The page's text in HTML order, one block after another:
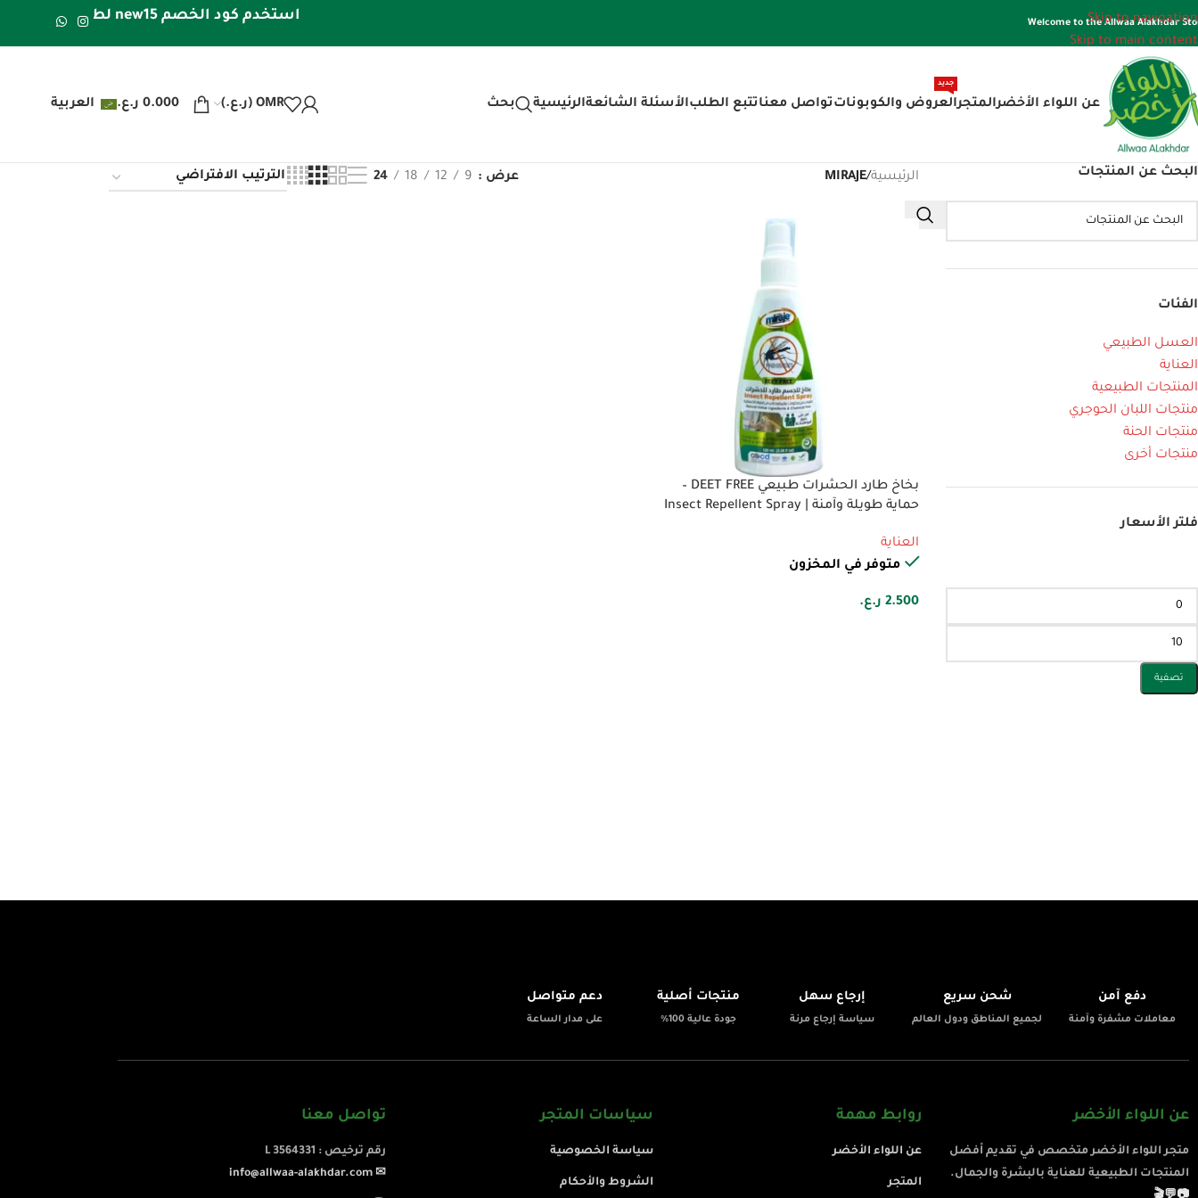
Skip to navigation
Skip to main content
Welcome to the Allwaa Alakhdar استخدم كود الخصم new15 لطلبك الأول | شحن مجاني داخل عُمان للطلبات فوق 20 ريال عُماني | شحن مجاني لدول الخليج للطلبات فوق 40 ريال عُماني
عن اللواء الأخضرالمتجرالعروض والكوبونات
جديد
تواصل معناتتبع الطلبالأسئلة الشائعةالرئيسية بحث OMR (ر.ع.) 0.000 ر.ع. العربية
البحث عن المنتجات
الفئات
العسل الطبيعي
العناية
المنتجات الطبيعية
منتجات اللبان الحوجري
منتجات الحنة
منتجات أخرى
فلتر الأسعار
تصفية
الرئيسية/
MIRAJE عرض 9
12
18
24
بخاخ طارد الحشرات طبيعي DEET FREE –
حماية طويلة وآمنة | Insect Repellent Spray
العناية
متوفر في المخزون
2.500 ر.ع.
دفع آمن
معاملات مشفرة وآمنة
شحن سريع
لجميع المناطق ودول العالم
إرجاع سهل
سياسة إرجاع مرنة
منتجات أصلية
جودة عالية 100%
دعم متواصل
على مدار الساعة
عن اللواء الأخضر
متجر اللواء الأخضر متخصص في تقديم أفضل
المنتجات الطبيعية للعناية بالبشرة والجمال.
روابط مهمة
عن اللواء الأخضر
المتجر
سياسات المتجر
سياسة الخصوصية
الشروط والأحكام
تواصل معنا
رقم ترخيص : L 3564331
✉ info@allwaa-alakhdar.com